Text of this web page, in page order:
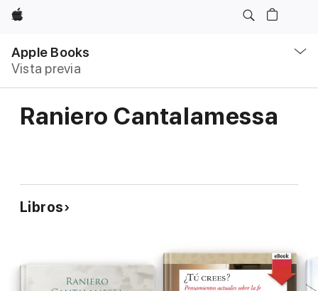
Apple
Apple Books
Vista previa
local
Abrir
Raniero Cantalamessa
Libros